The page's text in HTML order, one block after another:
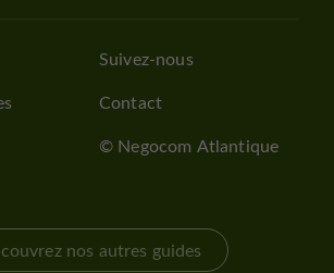
Suivez-nous
Contact
© Negocom Atlantique
nos autres guides